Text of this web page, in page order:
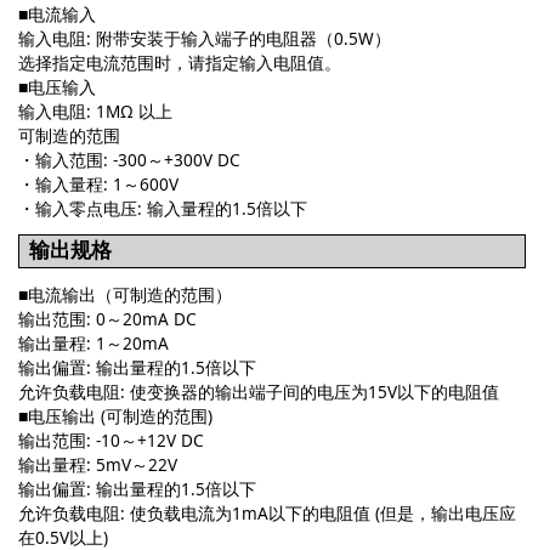
■电流输入
输入电阻: 附带安装于输入端子的电阻器（0.5W）
选择指定电流范围时，请指定输入电阻值。
■电压输入
输入电阻: 1MΩ 以上
可制造的范围
・输入范围: -300～+300V DC
・输入量程: 1～600V
・输入零点电压: 输入量程的1.5倍以下
输出规格
■电流输出（可制造的范围）
输出范围: 0～20mA DC
输出量程: 1～20mA
输出偏置: 输出量程的1.5倍以下
允许负载电阻: 使变换器的输出端子间的电压为15V以下的电阻值
■电压输出 (可制造的范围)
输出范围: -10～+12V DC
输出量程: 5mV～22V
输出偏置: 输出量程的1.5倍以下
允许负载电阻: 使负载电流为1mA以下的电阻值 (但是，输出电压应
在0.5V以上)